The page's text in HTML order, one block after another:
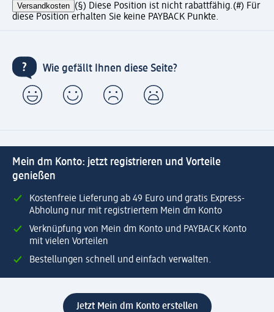
Versandkosten (§) Diese Position ist nicht rabattfähig.(#) Für
diese Position erhalten Sie keine PAYBACK Punkte.
Wie gefällt Ihnen diese Seite?
Mein dm Konto: jetzt registrieren und Vorteile
genießen
Kostenfreie Lieferung ab 49 Euro und gratis Express-
Abholung nur mit registriertem Mein dm Konto
Verknüpfung von Mein dm Konto und PAYBACK Konto
mit vielen Vorteilen
Bestellungen schnell und einfach verwalten.
Jetzt Mein dm Konto erstellen